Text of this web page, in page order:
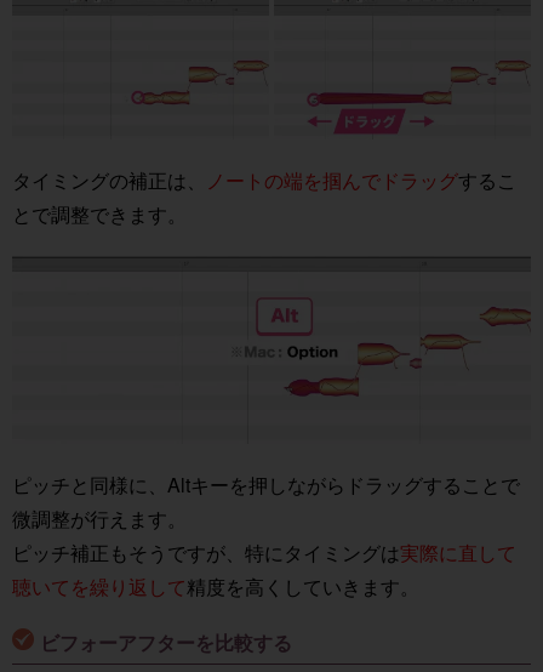
タイミングの補正は、 ノートの端を掴んでドラッグするこ
とで調整できます。
ピッチと同様に、Altキーを押しながらドラッグすることで
微調整が行えます。
ピッチ補正もそうですが、特にタイミングは実際に直して
聴いてを繰り返して精度を高くしていきます。
ビフォーアフターを比較する